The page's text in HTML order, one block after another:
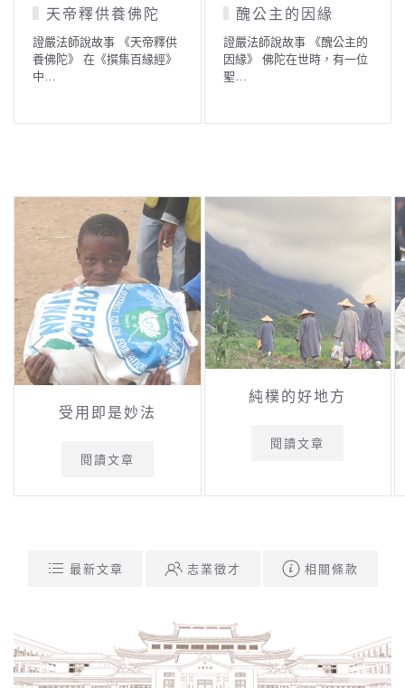
說謊的鳥兒
證嚴法師說故事 《說謊的鳥
兒》 在佛陀的僧團中有位年
輕…
比丘與毒蛇
證嚴法師說故事 《比丘與毒
蛇》 佛陀在世時，有一段時
間…
受用即是妙法
閱讀文章
純樸的好地方
閱讀文章
最新文章 志業徵才 相關條款